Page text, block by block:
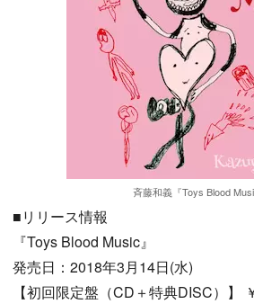
斉藤和義『Toys Blood
■リリース情報
『Toys Blood Music』
発売日：2018年3月14日(水)
【初回限定盤（CD＋特典DISC）】